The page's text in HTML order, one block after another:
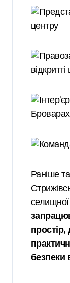
Раніше
селищної
безпеки